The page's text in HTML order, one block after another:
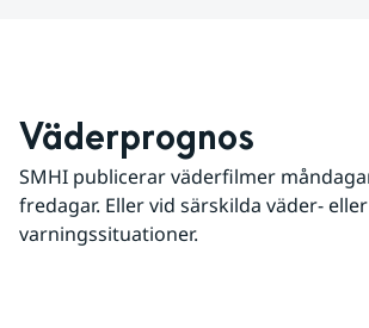
Väderprognos
SMHI publicerar väderfilmer
fredagar. Eller vid särskilda väder- eller
varningssituationer.